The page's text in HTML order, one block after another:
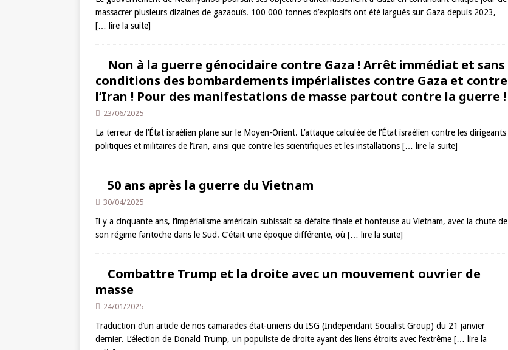
massacrer plusieurs dizaines de gazaouïs. 100 000 tonnes d’explosifs ont été largués sur Gaza depuis 2023,
[… lire la suite]
Non à la guerre génocidaire contre Gaza ! Arrêt immédiat et sans
conditions des bombardements impérialistes contre Gaza et contre
l’Iran ! Pour des manifestations de masse partout contre la guerre !
23/06/2025
La terreur de l’État israélien plane sur le Moyen-Orient. L’attaque calculée de l’État israélien contre les dirigeants
politiques et militaires de l’Iran, ainsi que contre les scientifiques et les installations [… lire la suite]
50 ans après la guerre du Vietnam
30/04/2025
Il y a cinquante ans, l’impérialisme américain subissait sa défaite finale et honteuse au Vietnam, avec la chute de
son régime fantoche dans le Sud. C’était une époque différente, où [… lire la suite]
Combattre Trump et la droite avec un mouvement ouvrier de
masse
24/01/2025
Traduction d’un article de nos camarades état-uniens du ISG (Independant Socialist Group) du 21 janvier
dernier. L’élection de Donald Trump, un populiste de droite ayant des liens étroits avec l’extrême [… lire la